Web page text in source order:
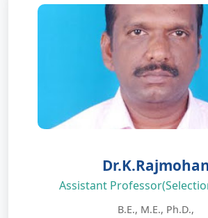
Assistant
B.E., M.E., Ph.D.,